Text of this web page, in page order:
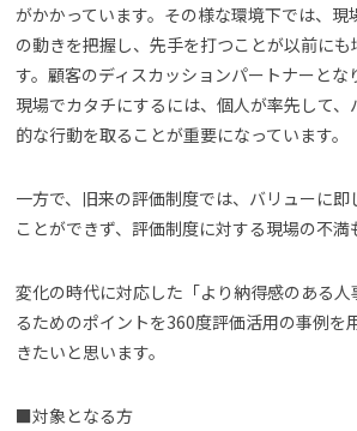
がかかっています。その様な環境下では、
の動きを把握し、先手を打つことが以前に
す。顧客のディスカッションパートナーとな
現場でカタチにするには、個人が率先して
的な行動を取ることが重要になっています。
一方で、旧来の評価制度では、バリューに即
ことができず、評価制度に対する現場の不満
変化の時代に対応した「より納得感のある
るためのポイントを360度評価活用の事例を
きたいと思います。
■対象となる方